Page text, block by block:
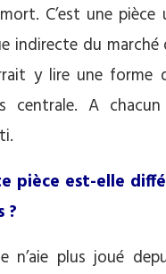
C’est une pièce
indirecte du
y lire une forme
centrale. A
pièce est-elle
?
n’aie plus joué